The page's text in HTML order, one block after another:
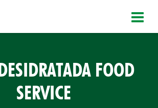
FOOD
SERVICE